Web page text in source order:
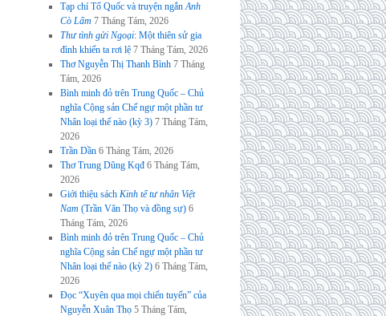
Tạp chí Tổ Quốc và truyện ngắnAnh
Cò Lấm 7 Tháng Tám, 2026
Thư tình gửi Ngoại: Một thiên sử gia
đình khiến ta rơi lệ 7 Tháng Tám, 2026
Thơ Nguyễn Thị Thanh Bình 7 Tháng
Tám, 2026
Bình minh đỏ trên Trung Quốc – Chủ
nghĩa Cộng sản Chế ngự một phần tư
Nhân loại thế nào (kỳ 3) 7 Tháng Tám,
2026
Trần Dần 6 Tháng Tám, 2026
Thơ Trung Dũng Kqđ 6 Tháng Tám,
2026
Giới thiệu sách Kinh tế tư nhân Việt
Nam (Trần Văn Thọ và đồng sự) 6
Tháng Tám, 2026
Bình minh đỏ trên Trung Quốc – Chủ
nghĩa Cộng sản Chế ngự một phần tư
Nhân loại thế nào (kỳ 2) 6 Tháng Tám,
2026
Đọc “Xuyên qua mọi chiến tuyến” của
Nguyễn Xuân Thọ 5 Tháng Tám,